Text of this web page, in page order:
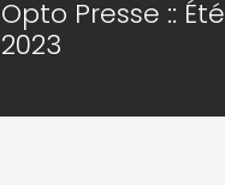
Opto Presse :: Été
2023